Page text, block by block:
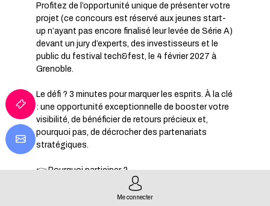
Profitez de l’opportunité unique de présenter votre
projet (ce concours est réservé aux jeunes start-
up n’ayant pas encore finalisé leur levée de Série A)
devant un jury d’experts, des investisseurs et le
public du festival tech&fest, le 4 février 2027 à
Grenoble.
Le défi ? 3 minutes pour marquer les esprits. À la clé
: une opportunité exceptionnelle de booster votre
visibilité, de bénéficier de retours précieux et,
pourquoi pas, de décrocher des partenariats
stratégiques.
👉 Pourquoi participer ?
tech&pitch est votre chance de :
Me connecter